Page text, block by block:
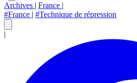
Archives | France |
#France | #Technique de répression
|